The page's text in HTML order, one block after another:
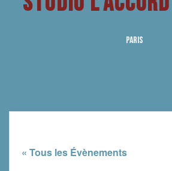
PARIS
« Tous les Évènements